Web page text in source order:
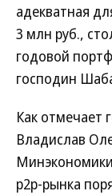
адекватная
3 млн руб.,
годовой
господин
Как отмечает
Владислав
р2р-рынка